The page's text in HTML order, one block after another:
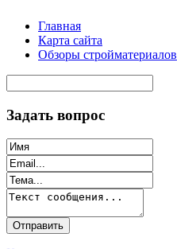
Главная
Карта сайта
Обзоры стройматериалов
Задать вопрос